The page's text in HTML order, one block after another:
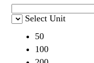
Select Unit
50
100